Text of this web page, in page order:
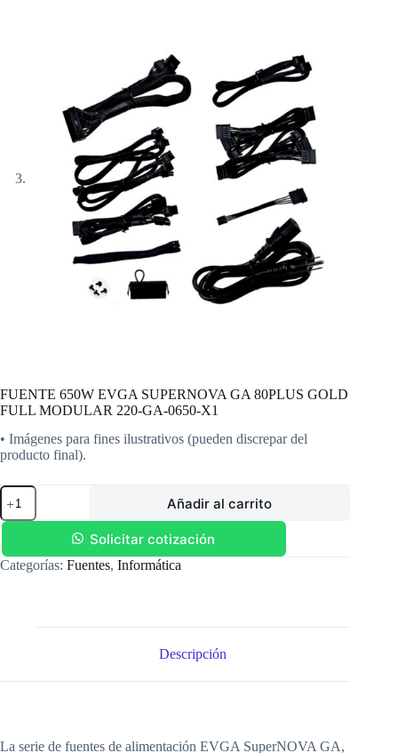
FUENTE 650W EVGA SUPERNOVA GA 80PLUS GOLD
FULL MODULAR 220-GA-0650-X1
• Imágenes para fines ilustrativos (pueden discrepar del
producto final).
FUENTE
650W
EVGA
SUPERNOVA
GA
80PLUS
Añadir al carrito
Solicitar cotización
Categorías: Fuentes, Informática
Descripción
La serie de fuentes de alimentación EVGA SuperNOVA GA,